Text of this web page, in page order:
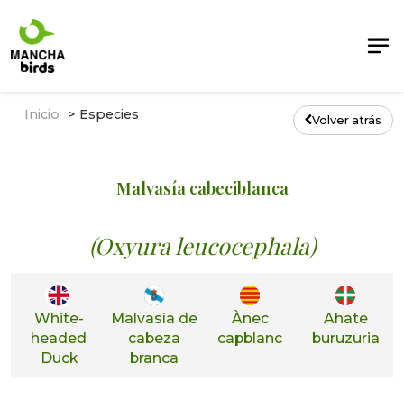
Inicio Especies Volver atrás
Malvasía cabeciblanca
(Oxyura leucocephala)
White-
headed
Duck
Malvasía de
cabeza
branca
Ànec
capblanc
Ahate
buruzuria